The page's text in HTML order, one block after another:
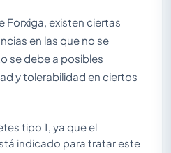
Forxiga, existen ciertas
en las que no se
se debe a posibles
y tolerabilidad en ciertos
tipo 1, ya que el
indicado para tratar este